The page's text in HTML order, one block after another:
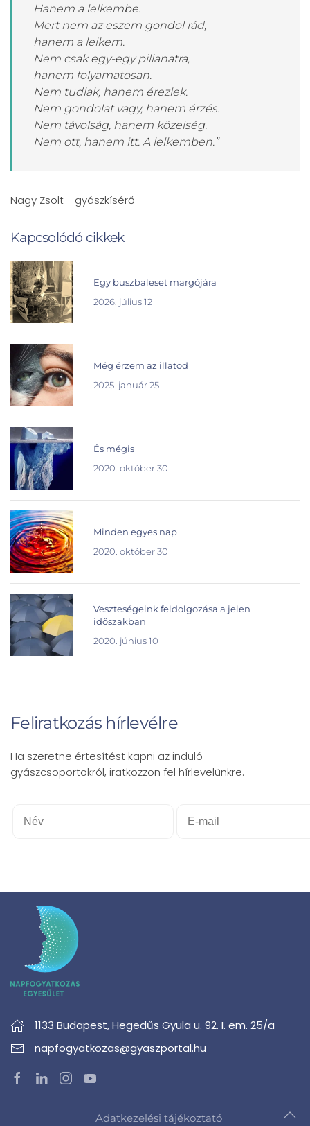
Hanem a lelkembe.
Mert nem az eszem gondol rád,
hanem a lelkem.
Nem csak egy-egy pillanatra,
hanem folyamatosan.
Nem tudlak, hanem érezlek.
Nem gondolat vagy, hanem érzés.
Nem távolság, hanem közelség.
Nem ott, hanem itt. A lelkemben.”
Nagy Zsolt - gyászkísérő
Kapcsolódó cikkek
Egy buszbaleset margójára
2026. július 12
Még érzem az illatod
2025. január 25
És mégis
2020. október 30
Minden egyes nap
2020. október 30
Veszteségeink feldolgozása a jelen
időszakban
2020. június 10
Feliratkozás hírlevélre
Ha szeretne értesítést kapni az induló
gyászcsoportokról, iratkozzon fel hírlevelünkre.
1133 Budapest,Hegedűs Gyula u. 92. I. em. 25/a
napfogyatkozas@gyaszportal.hu
Adatkezelési tájékoztató